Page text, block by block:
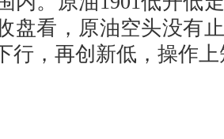
盘看，原油空头没有
行，再创新低，操作